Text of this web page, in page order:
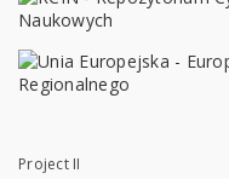
Project II